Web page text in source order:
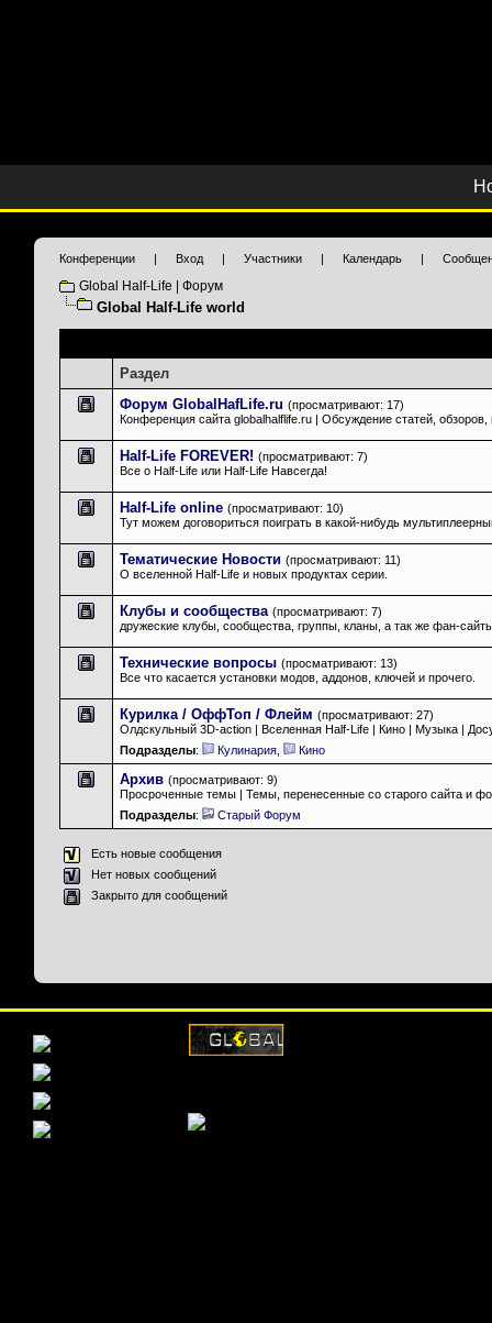
Конференции | Вход | Участники | Календарь |
Global Half-Life | Форум
Global Half-Life world
Раздел
Форум GlobalHafLife.ru (просматривают: 17)
Конференция сайта globalhalflife.ru | Обсуждение статей,
Half-Life FOREVER! (просматривают: 7)
Все о Half-Life или Half-Life Навсегда!
Half-Life online (просматривают: 10)
Тут можем договориться поиграть в какой-нибудь
Тематические Новости (просматривают: 11)
О вселенной Half-Life и новых продуктах серии.
Клубы и сообщества (просматривают: 7)
дружеские клубы, сообщества, группы, кланы, а так же фан-
Технические вопросы (просматривают: 13)
Все что касается установки модов, аддонов, ключей и прочего.
Курилка / ОффТоп / Флейм (просматривают: 27)
Олдскульный 3D-action | Вселенная Half-Life | Кино | Музыка |
Подразделы: Кулинария Кино
Архив (просматривают: 9)
Просроченные темы | Темы, перенесенные со старого сайта и
Подразделы: Старый Форум
Есть новые сообщения
Нет новых сообщений
Закрыто для сообщений